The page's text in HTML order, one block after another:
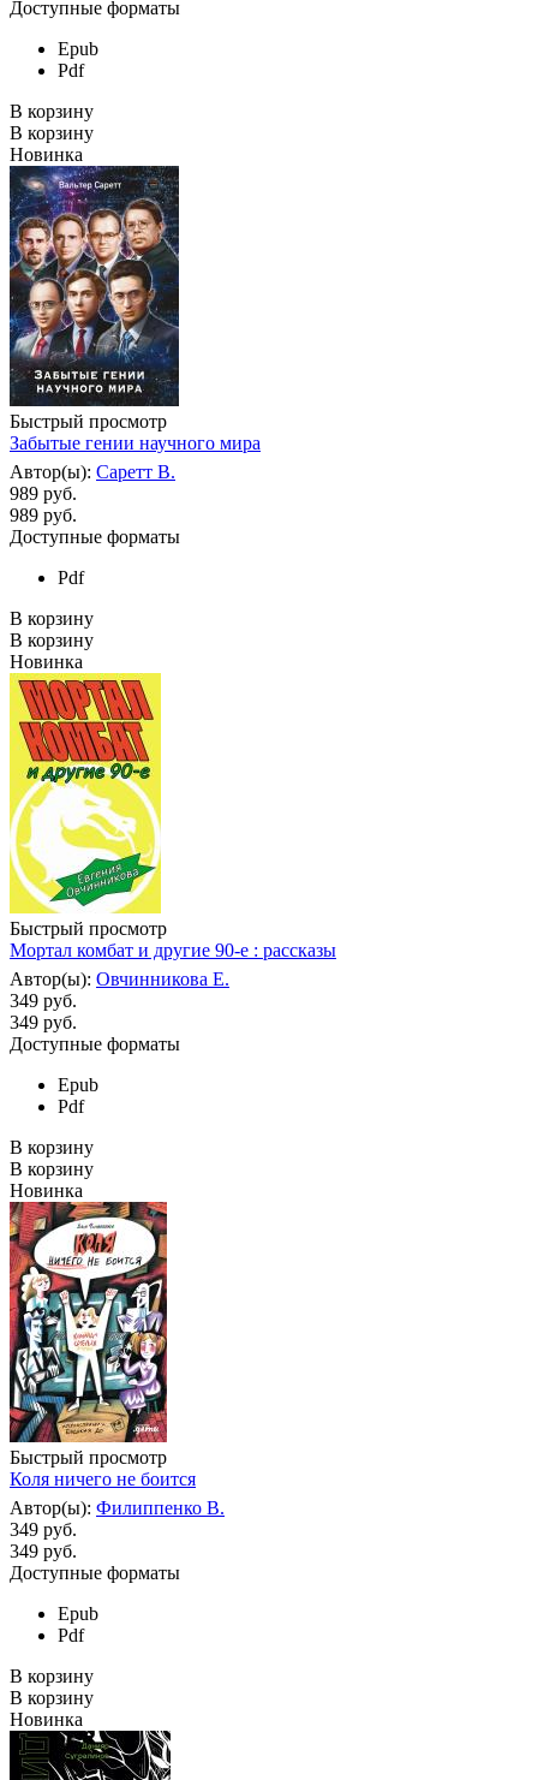
Доступные форматы
Epub
Pdf
В корзину
В корзину
Новинка
Быстрый просмотр
Забытые гении научного мира
Автор(ы): Саретт В.
989 руб.
989 руб.
Доступные форматы
Pdf
В корзину
В корзину
Новинка
Быстрый просмотр
Мортал комбат и другие 90-е : рассказы
Автор(ы): Овчинникова Е.
349 руб.
349 руб.
Доступные форматы
Epub
Pdf
В корзину
В корзину
Новинка
Быстрый просмотр
Коля ничего не боится
Автор(ы): Филиппенко В.
349 руб.
349 руб.
Доступные форматы
Epub
Pdf
В корзину
В корзину
Новинка